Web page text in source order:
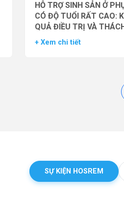
HỖ TRỢ SINH SẢN Ở
CÓ ĐỘ TUỔI RẤT CAO:
QUẢ ĐIỀU TRỊ VÀ THÁCH
THỨC LÂM SÀNG
+ Xem chi tiết
SỰ KIỆN HOSREM